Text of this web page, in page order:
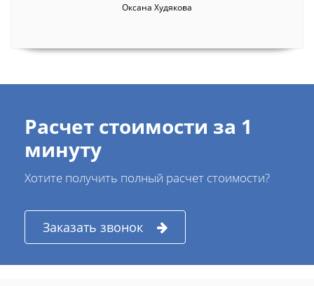
Оксана Худякова
Расчет стоимости за 1
минуту
Хотите получить полный расчет стоимости?
Заказать звонок